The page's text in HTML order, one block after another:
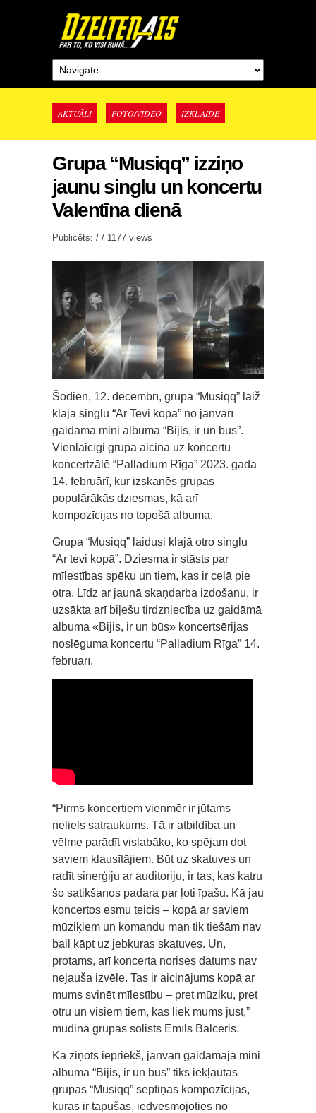
AKTUĀLI FOTO/VIDEO IZKLAIDE
Grupa “Musiqq” izziņo
jaunu singlu un koncertu
Valentīna dienā
Publicēts: / / 1177 views
Šodien, 12. decembrī, grupa “Musiqq” laiž
klajā singlu “Ar Tevi kopā” no janvārī
gaidāmā mini albuma “Bijis, ir un būs”.
Vienlaicīgi grupa aicina uz koncertu
koncertzālē “Palladium Rīga” 2023. gada
14. februārī, kur izskanēs grupas
populārākās dziesmas, kā arī
kompozīcijas no topošā albuma.
Grupa “Musiqq” laidusi klajā otro singlu
“Ar tevi kopā”. Dziesma ir stāsts par
mīlestības spēku un tiem, kas ir ceļā pie
otra. Līdz ar jaunā skaņdarba izdošanu, ir
uzsākta arī biļešu tirdzniecība uz gaidāmā
albuma «Bijis, ir un būs» koncertsērijas
noslēguma koncertu “Palladium Rīga” 14.
februārī.
“Pirms koncertiem vienmēr ir jūtams
neliels satraukums. Tā ir atbildība un
vēlme parādīt vislabāko, ko spējam dot
saviem klausītājiem. Būt uz skatuves un
radīt sinerģiju ar auditoriju, ir tas, kas katru
šo satikšanos padara par ļoti īpašu. Kā jau
koncertos esmu teicis – kopā ar saviem
mūziķiem un komandu man tik tiešām nav
bail kāpt uz jebkuras skatuves. Un,
protams, arī koncerta norises datums nav
nejauša izvēle. Tas ir aicinājums kopā ar
mums svinēt mīlestību – pret mūziku, pret
otru un visiem tiem, kas liek mums just,”
mudina grupas solists Emīls Balceris.
Kā ziņots iepriekš, janvārī gaidāmajā mini
albumā “Bijis, ir un būs” tiks iekļautas
grupas “Musiqq” septiņas kompozīcijas,
kuras ir tapušas, iedvesmojoties no